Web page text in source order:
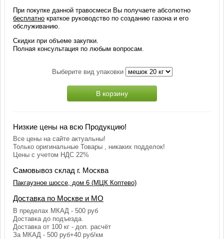
При покупке данной травосмеси Вы получаете абсолютно
бесплатно краткое руководство по созданию газона и его
обслуживанию.
Скидки при объеме закупки.
Полная консультация по любым вопросам.
Выберите вид упаковки
В корзину
Низкие цены на всю Продукцию!
Все цены на сайте актуальны!
Только оригинальные Товары , никаких подделок!
Цены с учетом НДС 22%
Самовывоз склад г. Москва
Пакгаузное шоссе, дом 6 (МЦК Коптево)
Доставка по Москве и МО
В пределах МКАД - 500 руб
Доставка до подъезда.
Доставка от 100 кг - доп. расчёт
За МКАД - 500 руб+40 руб/км